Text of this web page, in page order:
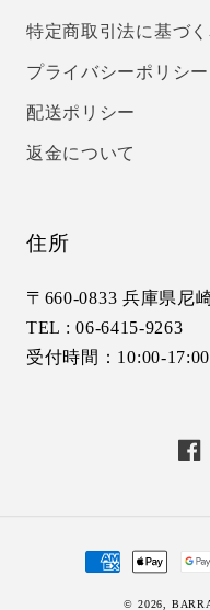
特定商取引法に基づ
プライバシーポリシー
配送ポリシー
返金について
住所
〒660-0833 兵庫県尼
TEL : 06-6415-9263
受付時間：10:00-
決
済
© 2026,